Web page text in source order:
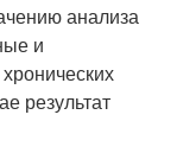
анализа
и
результат